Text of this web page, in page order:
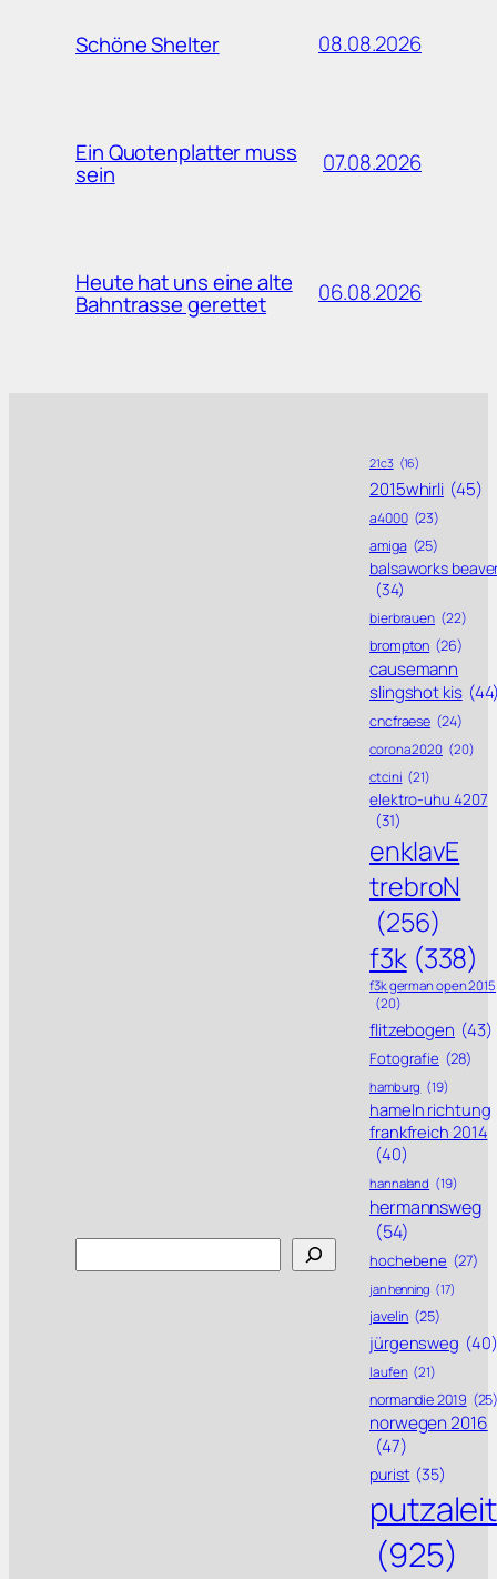
Schöne Shelter 08.08.2026
Ein Quotenplatter muss
sein 07.08.2026
Heute hat uns eine alte
Bahntrasse gerettet 06.08.2026
21c3 (16)
2015whirli (45)
a4000 (23)
amiga (25)
balsaworks
(34)
bierbrauen (22)
brompton (26)
causemann
slingshot kis
cncfraese (24)
corona 2020 (20)
ctcini (21)
elektro-uhu 4207
(31)
enklavE
trebroN
(256)
f3k (338)
f3k german open 2015
(20)
flitzebogen (43)
Fotografie (28)
hamburg (19)
hameln richtung
frankfreich 2014
(40)
hannaland (19)
hermannsweg
(54)
hochebene (27)
jan henning (17)
javelin (25)
jürgensweg (40)
laufen (21)
normandie 2019
norwegen 2016
(47)
purist (35)
putzaleit
(925)